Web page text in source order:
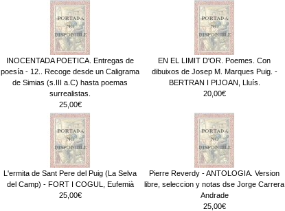
INOCENTADA POETICA. Entregas de
poesía - 12.. Recoge desde un Caligrama
de Simias (s.III a.C) hasta poemas
surrealistas.
25,00€
EN EL LIMIT D'OR. Poemes. Con
dibuixos de Josep M. Marques Puig. -
BERTRAN I PIJOAN, Lluís.
20,00€
L'ermita de Sant Pere del Puig (La Selva
del Camp) - FORT I COGUL, Eufemià
25,00€
Pierre Reverdy - ANTOLOGIA. Version
libre, seleccion y notas dse Jorge Carrera
Andrade
25,00€